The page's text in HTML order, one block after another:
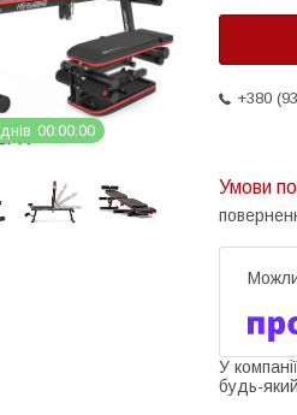
днів 00 00 00
+380
У
будь-